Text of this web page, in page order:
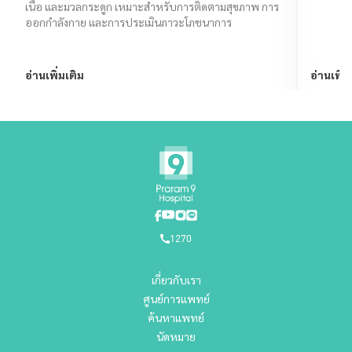
เนื้อ และมวลกระดูก เหมาะสำหรับการติดตามสุขภาพ การ
ออกกำลังกาย และการประเมินภาวะโภชนาการ
อ่านเพิ่มเติม อ่านเพิ่
1270
เกี่ยวกับเรา
ศูนย์การแพทย์
ค้นหาแพทย์
นัดหมาย